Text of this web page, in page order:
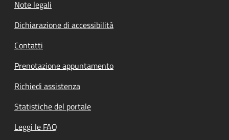
Note legali
Dichiarazione di accessibilità
Contatti
Prenotazione appuntamento
Richiedi assistenza
Statistiche del portale
Leggi le FAQ